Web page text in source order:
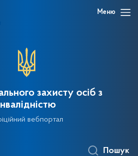
Меню
захисту осіб з
вебпортал
Пошук